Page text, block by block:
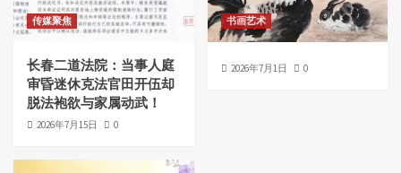
传媒聚焦
长春二道法院：当事人庭
审昏迷休克法官田开伍却
脱法袍欲与家属动武！
2026年7月15日 0
书画艺术
2026年7月1日 0